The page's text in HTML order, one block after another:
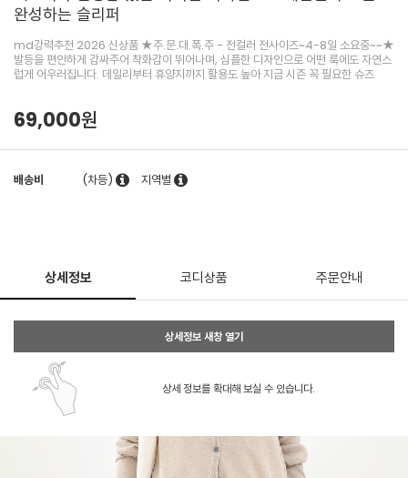
완성하는 슬리퍼
md강력추천 2026 신상품 ★주.문.대.폭.주 - 전컬러 전사이즈~4-8일 소요중~~★
발등을 편안하게 감싸주어 착화감이 뛰어나며, 심플한 디자인으로 어떤 룩에도 자연스
럽게 어우러집니다. 데일리부터 휴양지까지 활용도 높아 지금 시즌 꼭 필요한 슈즈
69,000원
배송비 (차등) 지역별
상세정보 코디상품 주문안내
상세정보 새창 열기
상세 정보를 확대해 보실 수 있습니다.